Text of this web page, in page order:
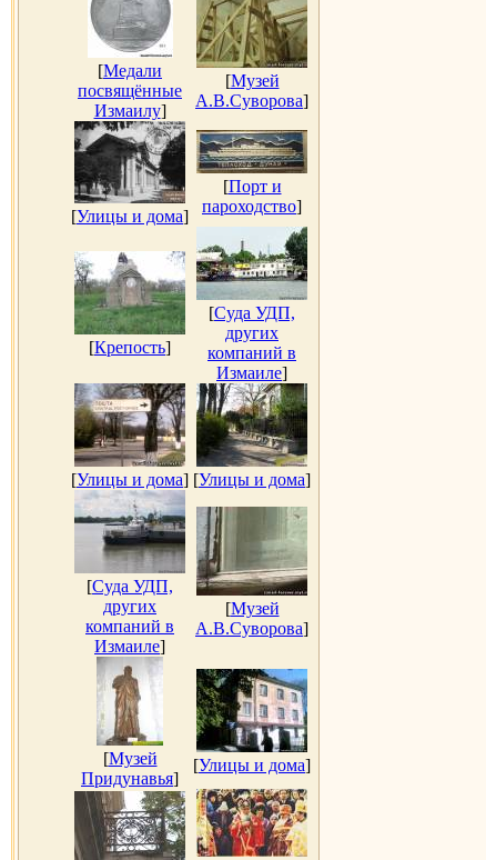
[Медали
посвящённые
Измаилу]
[Музей
А.В.Суворова]
[Улицы и дома]
[Порт и
пароходство]
[Крепость]
[Суда УДП,
других
компаний в
Измаиле]
[Улицы и дома] [Улицы и дома]
[Суда УДП,
других
компаний в
Измаиле]
[Музей
А.В.Суворова]
[Музей
Придунавья]
[Улицы и дома]